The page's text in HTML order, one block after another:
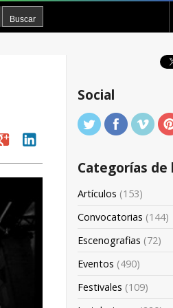
linkedin
Social
Categorías de
Artículos (153)
Convocatorias (144)
Escenografias (72)
Eventos (490)
Festivales (109)